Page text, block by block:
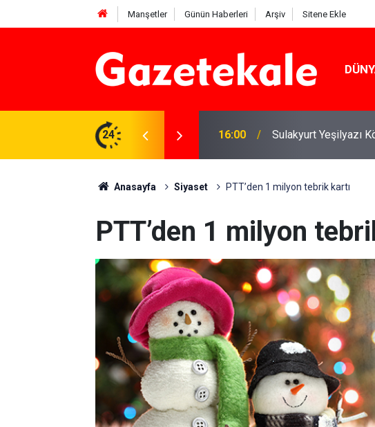
Manşetler Günün Haberleri Arşiv Sitene Ekle
24
çalışmaları değerlendirildi 16:00 Sulakyurt Yeşilyazı
Anasayfa Siyaset PTT’den 1 milyon tebrik kartı
PTT’den 1 milyon